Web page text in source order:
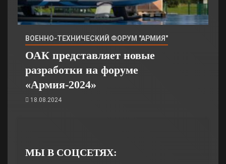
ВОЕННО-ТЕХНИЧЕСКИЙ ФОРУМ "АРМИЯ"
ОАК представляет новые
разработки на форуме
«Армия-2024»
18.08.2024
МЫ В СОЦСЕТЯХ: